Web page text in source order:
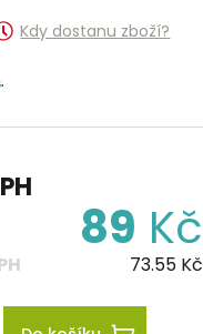
Kdy dostanu zboží?
89 Kč
73.55 Kč